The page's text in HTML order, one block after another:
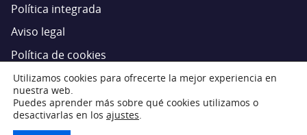
Política integrada
Aviso legal
Política de cookies
Ajustes de cookies
Estrategia de innovación
Epic Power Converters © 2026
Utilizamos cookies para ofrecerte la mejor experiencia en
nuestra web.
Puedes aprender más sobre qué cookies utilizamos o
desactivarlas en los ajustes.